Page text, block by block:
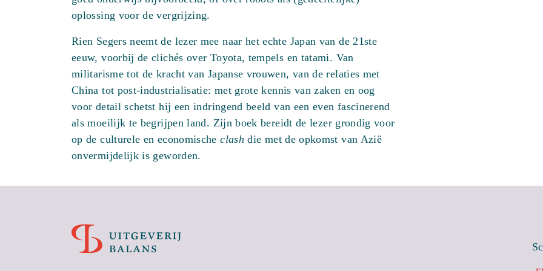
oplossing voor de vergrijzing.
Rien Segers neemt de lezer mee naar het echte Japan van de 21ste
eeuw, voorbij de clichés over Toyota, tempels en tatami. Van
militarisme tot de kracht van Japanse vrouwen, van de relaties met
China tot post-industrialisatie: met grote kennis van zaken en oog
voor detail schetst hij een indringend beeld van een even fascinerend
als moeilijk te begrijpen land. Zijn boek bereidt de lezer grondig voor
op de culturele en economischeclash die met de opkomst van Azië
onvermijdelijk is geworden.